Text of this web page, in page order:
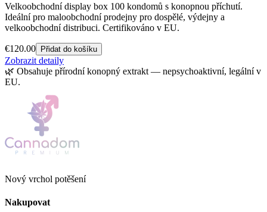
Velkoobchodní display box 100 kondomů s konopnou příchutí.
Ideální pro maloobchodní prodejny pro dospělé, výdejny a
velkoobchodní distribuci. Certifikováno v EU.
€120.00 Přidat do košíku
Zobrazit detaily
🌿 Obsahuje přírodní konopný extrakt — nepsychoaktivní, legální v
EU.
Nový vrchol potěšení
Nakupovat